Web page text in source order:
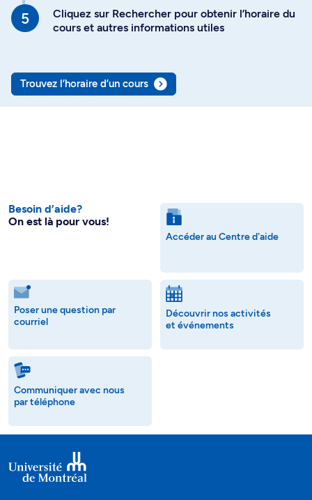
Cliquez sur Rechercher pour obtenir l’horaire du
cours et autres informations utiles
Trouvez l’horaire d’un cours
Besoin d’aide?
On est là pour vous!
Accéder au Centre d'aide
Poser une question par
courriel
Découvrir nos activités
et événements
Communiquer avec nous
par téléphone